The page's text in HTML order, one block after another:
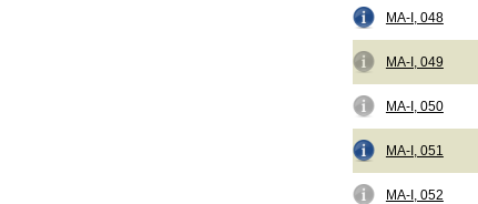
MA-I, 048
MA-I, 049
MA-I, 050
MA-I, 051
MA-I, 052